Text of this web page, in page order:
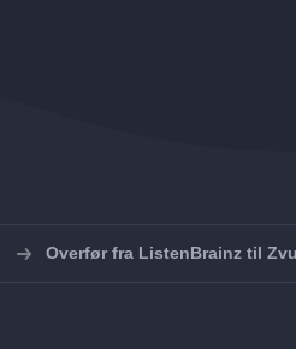
Overfør fra ListenBrainz til